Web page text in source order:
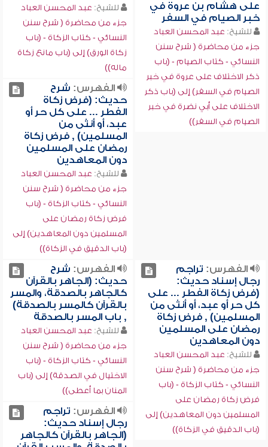
على هشام بن عروة في
خبر الصيام في السفر
للشيخ: عبد المحسن العباد
جزء من محاضرة ( شرح سنن
النسائي - كتاب الصيام - (باب
ذكر الاختلاف على عروة في خبر
الصيام في السفر) إلى (باب ذكر
الاختلاف على أبي نضرة في خبر
الصيام في السفر))
للشيخ: عبد المحسن العباد
جزء من محاضرة ( شرح سنن
النسائي - كتاب الزكاة - (باب
زكاة الورق) إلى (باب مانع زكاة
ماله))
الفهرس: شرح
حديث: (فرض زكاة
الفطر ... على كل حر أو
عبد، أو أنثى من
المسلمين) , فرض زكاة
رمضان على المسلمين
دون المعاهدين
للشيخ: عبد المحسن العباد
جزء من محاضرة ( شرح سنن
النسائي - كتاب الزكاة - (باب
فرض زكاة رمضان على
المسلمين دون المعاهدين) إلى
(باب الدقيق في الزكاة))
الفهرس: تراجم
رجال إسناد حديث:
(فرض زكاة الفطر ... على
كل حر أو عبد، أو أنثى من
المسلمين) , فرض زكاة
رمضان على المسلمين
دون المعاهدين
للشيخ: عبد المحسن العباد
جزء من محاضرة ( شرح سنن
النسائي - كتاب الزكاة - (باب
فرض زكاة رمضان على
المسلمين دون المعاهدين) إلى
(باب الدقيق في الزكاة))
الفهرس: شرح
حديث: (الجاهر بالقرآن
كالجاهر بالصدقة، والمسر
بالقرآن كالمسر بالصدقة)
, باب المسر بالصدقة
للشيخ: عبد المحسن العباد
جزء من محاضرة ( شرح سنن
النسائي - كتاب الزكاة - (باب
الاختيال في الصدقة) إلى (باب
المنان بما أعطى))
الفهرس: تراجم
رجال إسناد حديث:
(الجاهر بالقرآن كالجاهر